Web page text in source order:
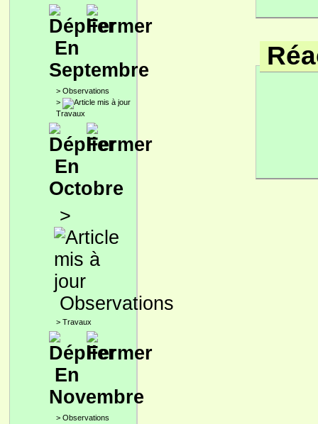
En
Septembre
> Observations
>
Travaux
En
Octobre
>
Observations
> Travaux
En
Novembre
> Observations